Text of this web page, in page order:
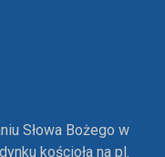
Słowa Bożego w
kościoła na pl.